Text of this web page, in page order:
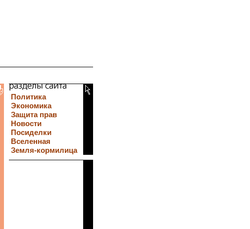
Политика
Экономика
Защита прав
Новости
Посиделки
Вселенная
Земля-кормилица